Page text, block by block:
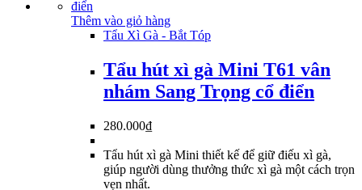
Thêm vào giỏ hàng
Tẩu Xì Gà - Bắt Tóp
Tẩu hút xì gà Mini T61 vân
nhám Sang Trọng cổ điển
280.000₫
Tẩu hút xì gà Mini thiết kế để giữ điếu xì gà,
giúp người dùng thưởng thức xì gà một cách trọn
vẹn nhất.